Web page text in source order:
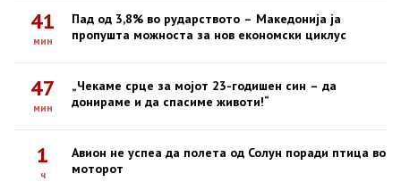
41
мин
Пад од 3,8% во рударството – Македонија ја
пропушта можноста за нов економски циклус
47
мин
„Чекаме срце за мојот 23-годишен син – да
донираме и да спасиме животи!“
1
ч
Авион не успеа да полета од Солун поради птица во
моторот